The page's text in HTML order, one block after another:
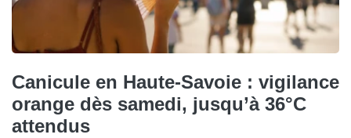
Canicule en Haute-Savoie : vigilance
orange dès samedi, jusqu’à 36°C
attendus